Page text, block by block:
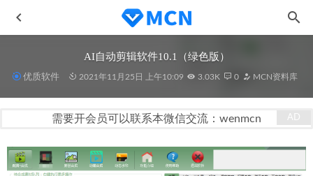
AI自动剪辑软件10.1（绿色版）
优质软件 2021年11月25日 上午10:09 3.03K 0 MCN资料库
需要开会员可以联系本微信交流：wenmcn
同城相亲短视频矩阵起号教学 2023-02-07